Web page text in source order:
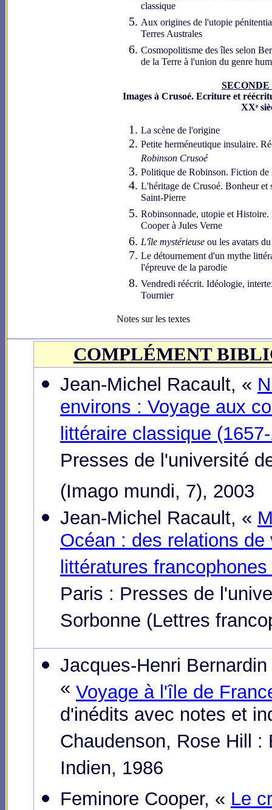
classique
Aux origines de l'utopie
Terres Australes
Cosmopolitisme des îles selon
de la Terre à l'union du genre
Images à Crusoé. Ecriture et
XXe
La scène de l'origine
Petite herméneutique insulaire.
Robinson Crusoé
Politique de Robinson. Fiction
L'héritage de Crusoé. Bonheur
Saint-Pierre
Robinsonnade, utopie et
Cooper à Jules Verne
L'île mystérieuse ou les avatars
Le détournement d'un mythe
l'épreuve de la parodie
Vendredi réécrit. Idéologie,
Tournier
Notes sur les textes
COMPLÉMENT
Jean-Michel Racault, «
environs : Voyage aux
littéraire classique
Presses de l'université
(Imago mundi, 7), 2003
Jean-Michel Racault, «
Océan : des relations
littératures
Paris : Presses de
Sorbonne (Lettres
Jacques-Henri
« Voyage à l'île de
d'inédits avec notes et
Chaudenson, Rose Hill :
Indien, 1986
Feminore Cooper, « Le